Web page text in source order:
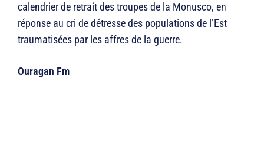
calendrier de retrait des troupes de la Monusco, en
réponse au cri de détresse des populations de l’Est
traumatisées par les affres de la guerre.
Ouragan Fm